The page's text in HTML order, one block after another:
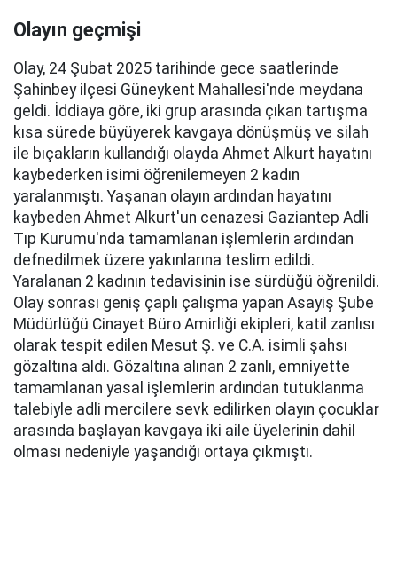
Olayın geçmişi
Olay, 24 Şubat 2025 tarihinde gece saatlerinde
Şahinbey ilçesi Güneykent Mahallesi'nde meydana
geldi. İddiaya göre, iki grup arasında çıkan tartışma
kısa sürede büyüyerek kavgaya dönüşmüş ve silah
ile bıçakların kullandığı olayda Ahmet Alkurt hayatını
kaybederken isimi öğrenilemeyen 2 kadın
yaralanmıştı. Yaşanan olayın ardından hayatını
kaybeden Ahmet Alkurt'un cenazesi Gaziantep Adli
Tıp Kurumu'nda tamamlanan işlemlerin ardından
defnedilmek üzere yakınlarına teslim edildi.
Yaralanan 2 kadının tedavisinin ise sürdüğü öğrenildi.
Olay sonrası geniş çaplı çalışma yapan Asayiş Şube
Müdürlüğü Cinayet Büro Amirliği ekipleri, katil zanlısı
olarak tespit edilen Mesut Ş. ve C.A. isimli şahsı
gözaltına aldı. Gözaltına alınan 2 zanlı, emniyette
tamamlanan yasal işlemlerin ardından tutuklanma
talebiyle adli mercilere sevk edilirken olayın çocuklar
arasında başlayan kavgaya iki aile üyelerinin dahil
olması nedeniyle yaşandığı ortaya çıkmıştı.